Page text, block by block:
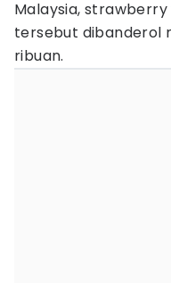
Malaysia,
tersebut dibanderol
ribuan.